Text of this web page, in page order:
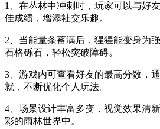
1、在丛林中冲刺时，玩家可以与好
佳成绩，增添社交乐趣。
2、当能量条蓄满后，猩猩能变身为
石格砾石，轻松突破障碍。
3、游戏内可查看好友的最高分数，
就，不断优化个人玩法。
4、场景设计丰富多变，视觉效果清
彩的雨林世界中。